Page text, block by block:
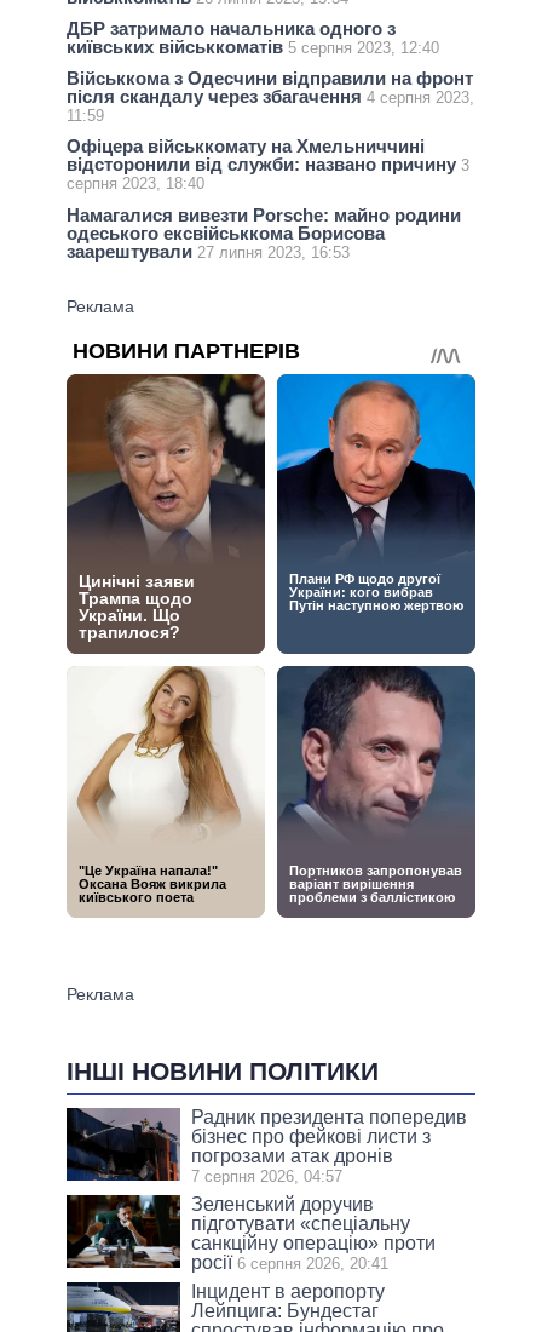
ДБР затримало начальника одного з
київських військкоматів 5 серпня 2023, 12:40
Військкома з Одесчини відправили на фронт
після скандалу через збагачення 4 серпня 2023,
11:59
Офіцера військкомату на Хмельниччині
відсторонили від служби: названо причину 3
серпня 2023, 18:40
Намагалися вивезти Porsche: майно родини
одеського ексвійськкома Борисова
заарештували 27 липня 2023, 16:53
ІНШІ НОВИНИ ПОЛІТИКИ
Радник президента попередив
бізнес про фейкові листи з
погрозами атак дронів
7 серпня 2026, 04:57
Зеленський доручив
підготувати «спеціальну
санкційну операцію» проти
росії 6 серпня 2026, 20:41
Інцидент в аеропорту
Лейпцига: Бундестаг